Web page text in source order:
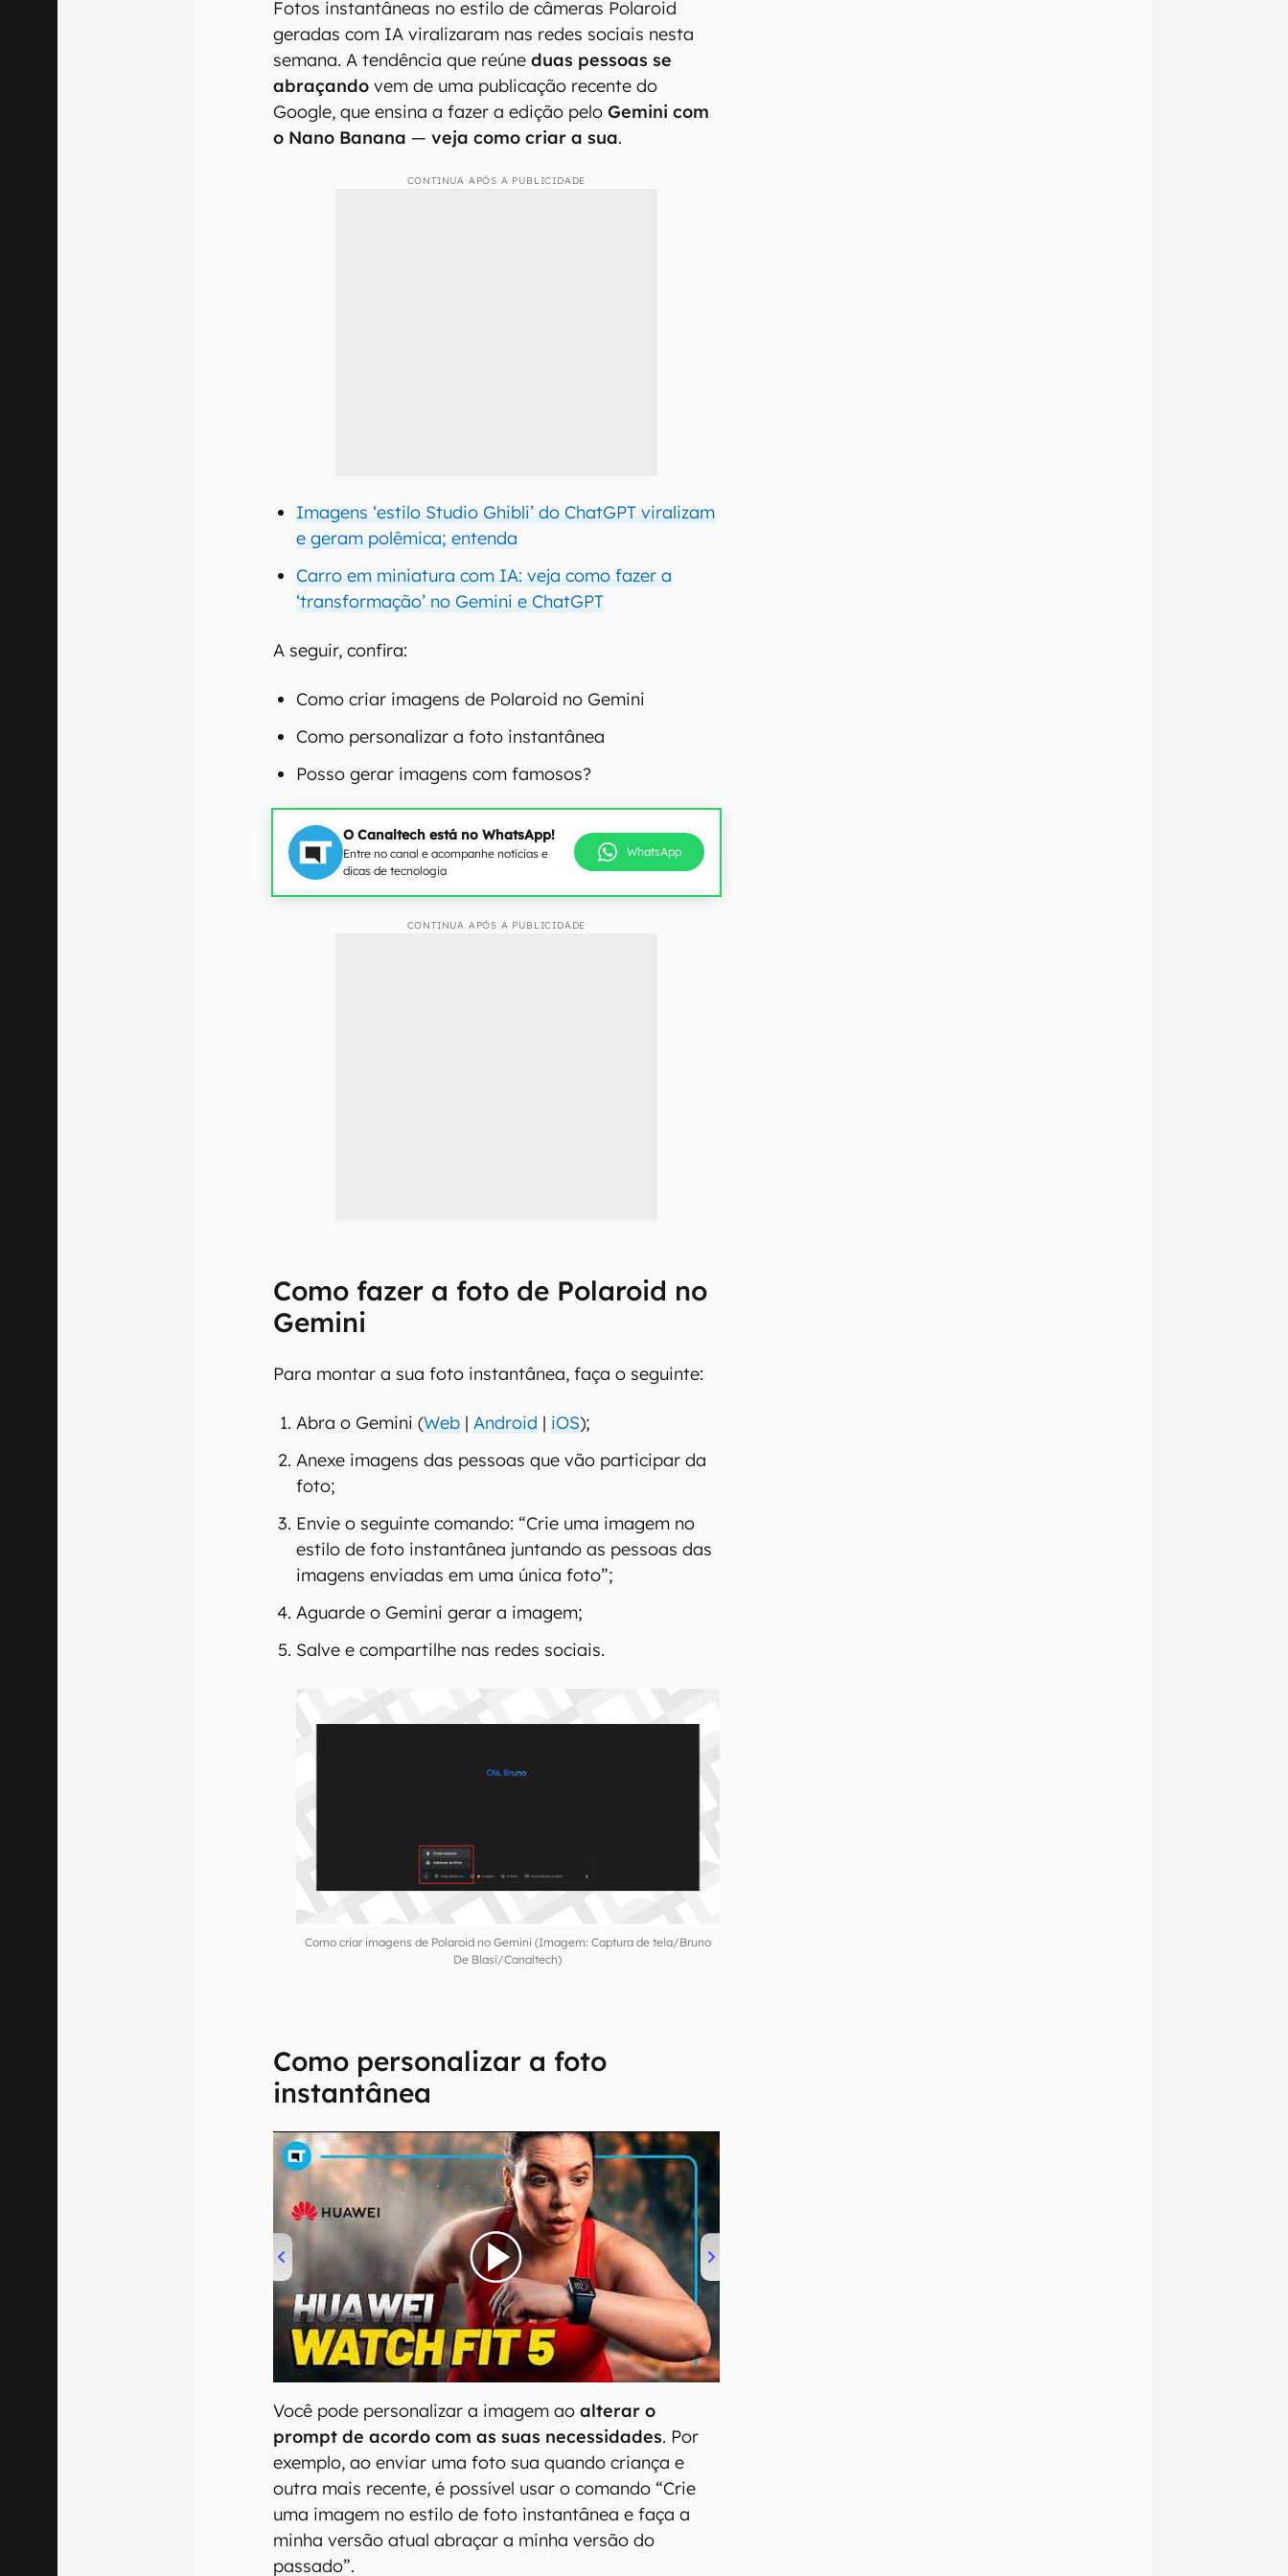
Fotos instantâneas no estilo de câmeras Polaroid
geradas com IA viralizaram nas redes sociais nesta
semana. A tendência que reúneduas pessoas se
abraçando vem de uma publicação recente do
Google, que ensina a fazer a edição peloGemini com
o Nano Banana —veja como criar a sua.
CONTINUA APÓS A PUBLICIDADE
Imagens ‘estilo Studio Ghibli’ do ChatGPT viralizam
e geram polêmica; entenda
Carro em miniatura com IA: veja como fazer a
‘transformação’ no Gemini e ChatGPT
A seguir, confira:
Como criar imagens de Polaroid no Gemini
Como personalizar a foto instantânea
Posso gerar imagens com famosos?
O Canaltech está no WhatsApp!
Entre no canal e acompanhe notícias e
dicas de tecnologia
WhatsApp
CONTINUA APÓS A PUBLICIDADE
Como fazer a foto de Polaroid no
Gemini
Para montar a sua foto instantânea, faça o seguinte:
Abra o Gemini (Web |Android | iOS);
Anexe imagens das pessoas que vão participar da
foto;
Envie o seguinte comando: “Crie uma imagem no
estilo de foto instantânea juntando as pessoas das
imagens enviadas em uma única foto”;
Aguarde o Gemini gerar a imagem;
Salve e compartilhe nas redes sociais.
Como criar imagens de Polaroid no Gemini (Imagem: Captura de tela/Bruno
De Blasi/Canaltech)
Como personalizar a foto
instantânea
00:00/04:51
Você pode personalizar a imagem aoalterar o
prompt de acordo com as suas necessidades. Por
exemplo, ao enviar uma foto sua quando criança e
outra mais recente, é possível usar o comando “Crie
uma imagem no estilo de foto instantânea e faça a
minha versão atual abraçar a minha versão do
passado”.